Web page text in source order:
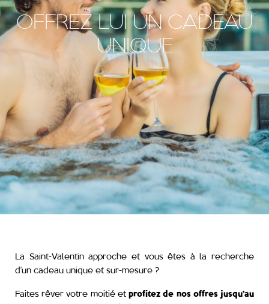
OFFREZ LUI UN CADEAU
UNIQUE
La Saint-Valentin approche et vous êtes à la recherche
d’un cadeau unique et sur-mesure ?
Faites rêver votre moitié etprofitez de nos offres jusqu’au